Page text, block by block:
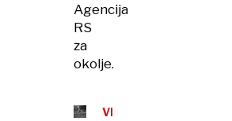
Agencija
RS
za
okolje.
VREME